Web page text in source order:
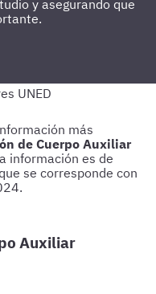
y asegurando que
más
de Cuerpo Auxiliar
información es de
se corresponde con
Auxiliar